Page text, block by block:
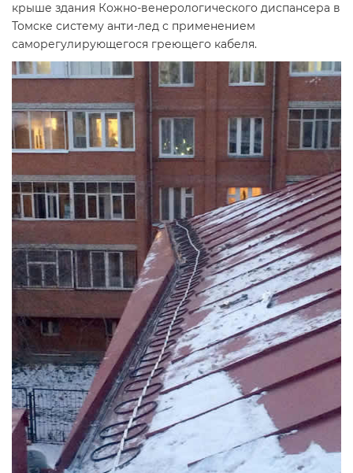
крыше здания Кожно-венерологического диспансера в
Томске систему анти-лед с применением
саморегулирующегося греющего кабеля.